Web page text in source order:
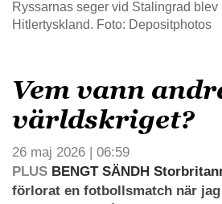
Ryssarnas seger vid Stalingrad blev
Hitlertyskland. Foto: Depositphotos
Vem vann
världskriget?
26 maj 2026 | 06:59
PLUS BENGT SÄNDH
förlorat en fotbollsmatch när